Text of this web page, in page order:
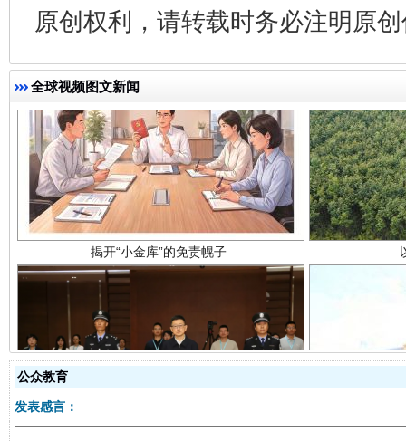
原创权利，请转载时务必注明原
全球视频图文新闻
揭开“小金库”的免责幌子
公众教育
发表感言：